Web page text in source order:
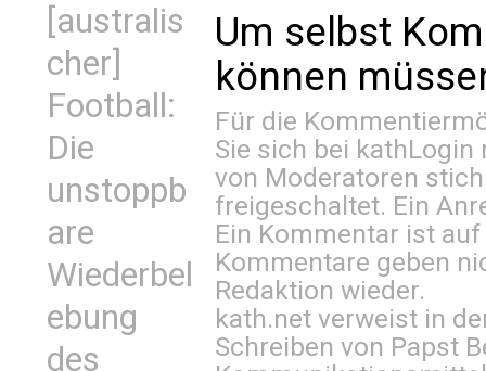
[australis
cher]
Football:
Die
unstoppb
are
Wiederbel
ebung
des
Um selbst
können
Für die
Sie sich bei kathLogin
von Moderatoren
freigeschaltet. Ein
Ein Kommentar ist
Kommentare geben
Redaktion wieder.
kath.net verweist in
Schreiben von Papst